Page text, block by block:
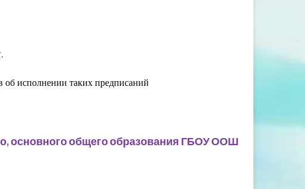
об исполнении таких предписаний
основного общего образования ГБОУ ООШ